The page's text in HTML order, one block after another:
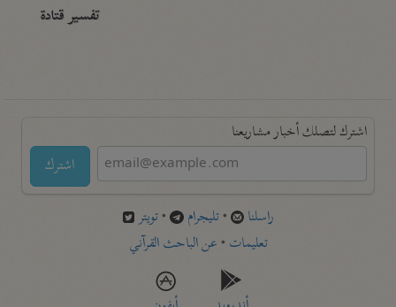
تفسير قتادة
اشترك لتصلك أخبار مشاريعنا
اشترك
راسلنا •تليجرام •تويتر
تعليمات •عن الباحث القرآني